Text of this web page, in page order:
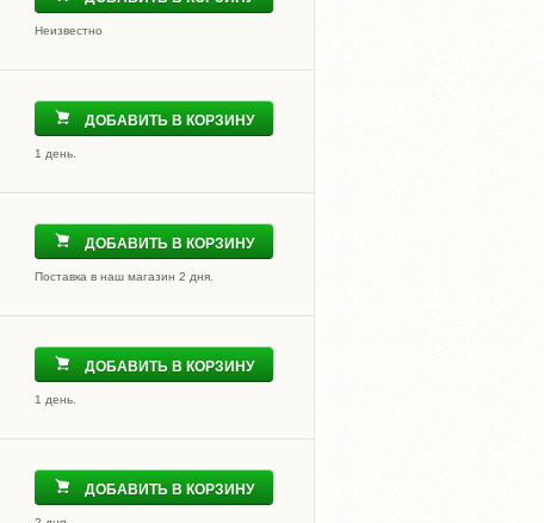
Неизвестно
ДОБАВИТЬ В КОРЗИНУ
1 день.
ДОБАВИТЬ В КОРЗИНУ
Поставка в наш магазин 2 дня.
ДОБАВИТЬ В КОРЗИНУ
1 день.
ДОБАВИТЬ В КОРЗИНУ